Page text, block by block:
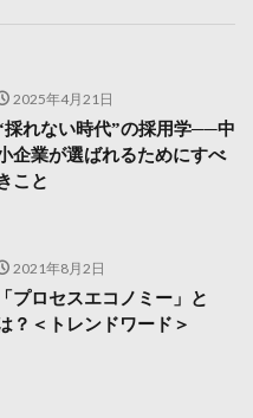
2025年4月21日
採れない時代”の採用学──中
企業が選ばれるためにすべ
こと
2021年8月2日
「プロセスエコノミー」と
？＜トレンドワード＞